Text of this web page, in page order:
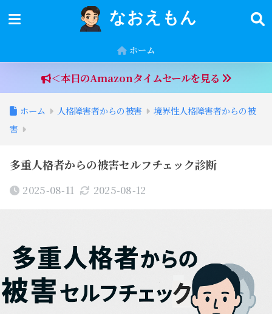
なおえもん
ホーム
＜本日のAmazonタイムセールを見る
ホーム 人格障害者からの被害
境界性人格障害者からの被
害
多重人格者からの被害セルフチェック診断
2025-08-11 2025-08-12